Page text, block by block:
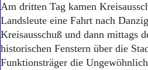
Am dritten Tag kamen
Landsleute eine Fahrt nach
Kreisausschuß und dann mittags
historischen Fenstern über die
Funktionsträger die